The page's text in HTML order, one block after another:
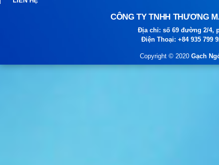
CÔNG TY TNHH THƯƠNG
Địa chỉ: số 69 đường 2/4,
Điện Thoại: +84 935 799
Copyright © 2020 Gạch